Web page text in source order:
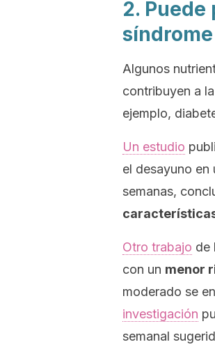
2.
Algunos
contribuyen a
ejemplo,
Un estudio
el desayuno en
semanas,
Otro trabajo de
con un menor
moderado se
investigación
semanal